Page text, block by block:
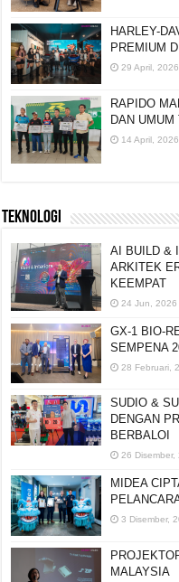
HARLEY-
PREMIUM
29 April, 2026
RAPIDO
DAN
14 April, 2026
TEKNOLOGI
AI BUILD &
ARKITEK
KEEMPAT
24 Jun, 2026
GX-1 BIO-
SEMPENA
28 Februari,
SUDIO &
DENGAN
BERBALOI
26 Disember,
MIDEA
3 Disember,
MALAYSIA